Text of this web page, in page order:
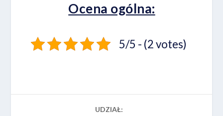
Ocena ogólna:
5/5 - (2 votes)
UDZIAŁ: